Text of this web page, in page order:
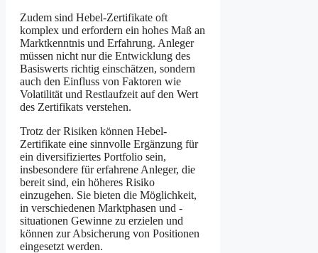
Zudem sind Hebel-Zertifikate oft
komplex und erfordern ein hohes Maß an
Marktkenntnis und Erfahrung. Anleger
müssen nicht nur die Entwicklung des
Basiswerts richtig einschätzen, sondern
auch den Einfluss von Faktoren wie
Volatilität und Restlaufzeit auf den Wert
des Zertifikats verstehen.
Trotz der Risiken können Hebel-
Zertifikate eine sinnvolle Ergänzung für
ein diversifiziertes Portfolio sein,
insbesondere für erfahrene Anleger, die
bereit sind, ein höheres Risiko
einzugehen. Sie bieten die Möglichkeit,
in verschiedenen Marktphasen und -
situationen Gewinne zu erzielen und
können zur Absicherung von Positionen
eingesetzt werden.